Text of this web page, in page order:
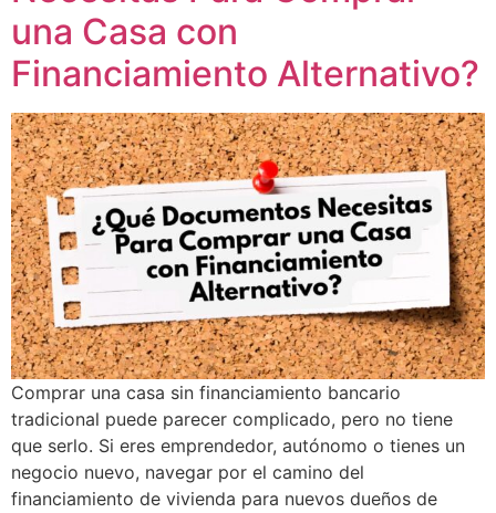
una Casa con
Financiamiento Alternativo?
Comprar una casa sin financiamiento bancario
tradicional puede parecer complicado, pero no tiene
que serlo. Si eres emprendedor, autónomo o tienes un
negocio nuevo, navegar por el camino del
financiamiento de vivienda para nuevos dueños de